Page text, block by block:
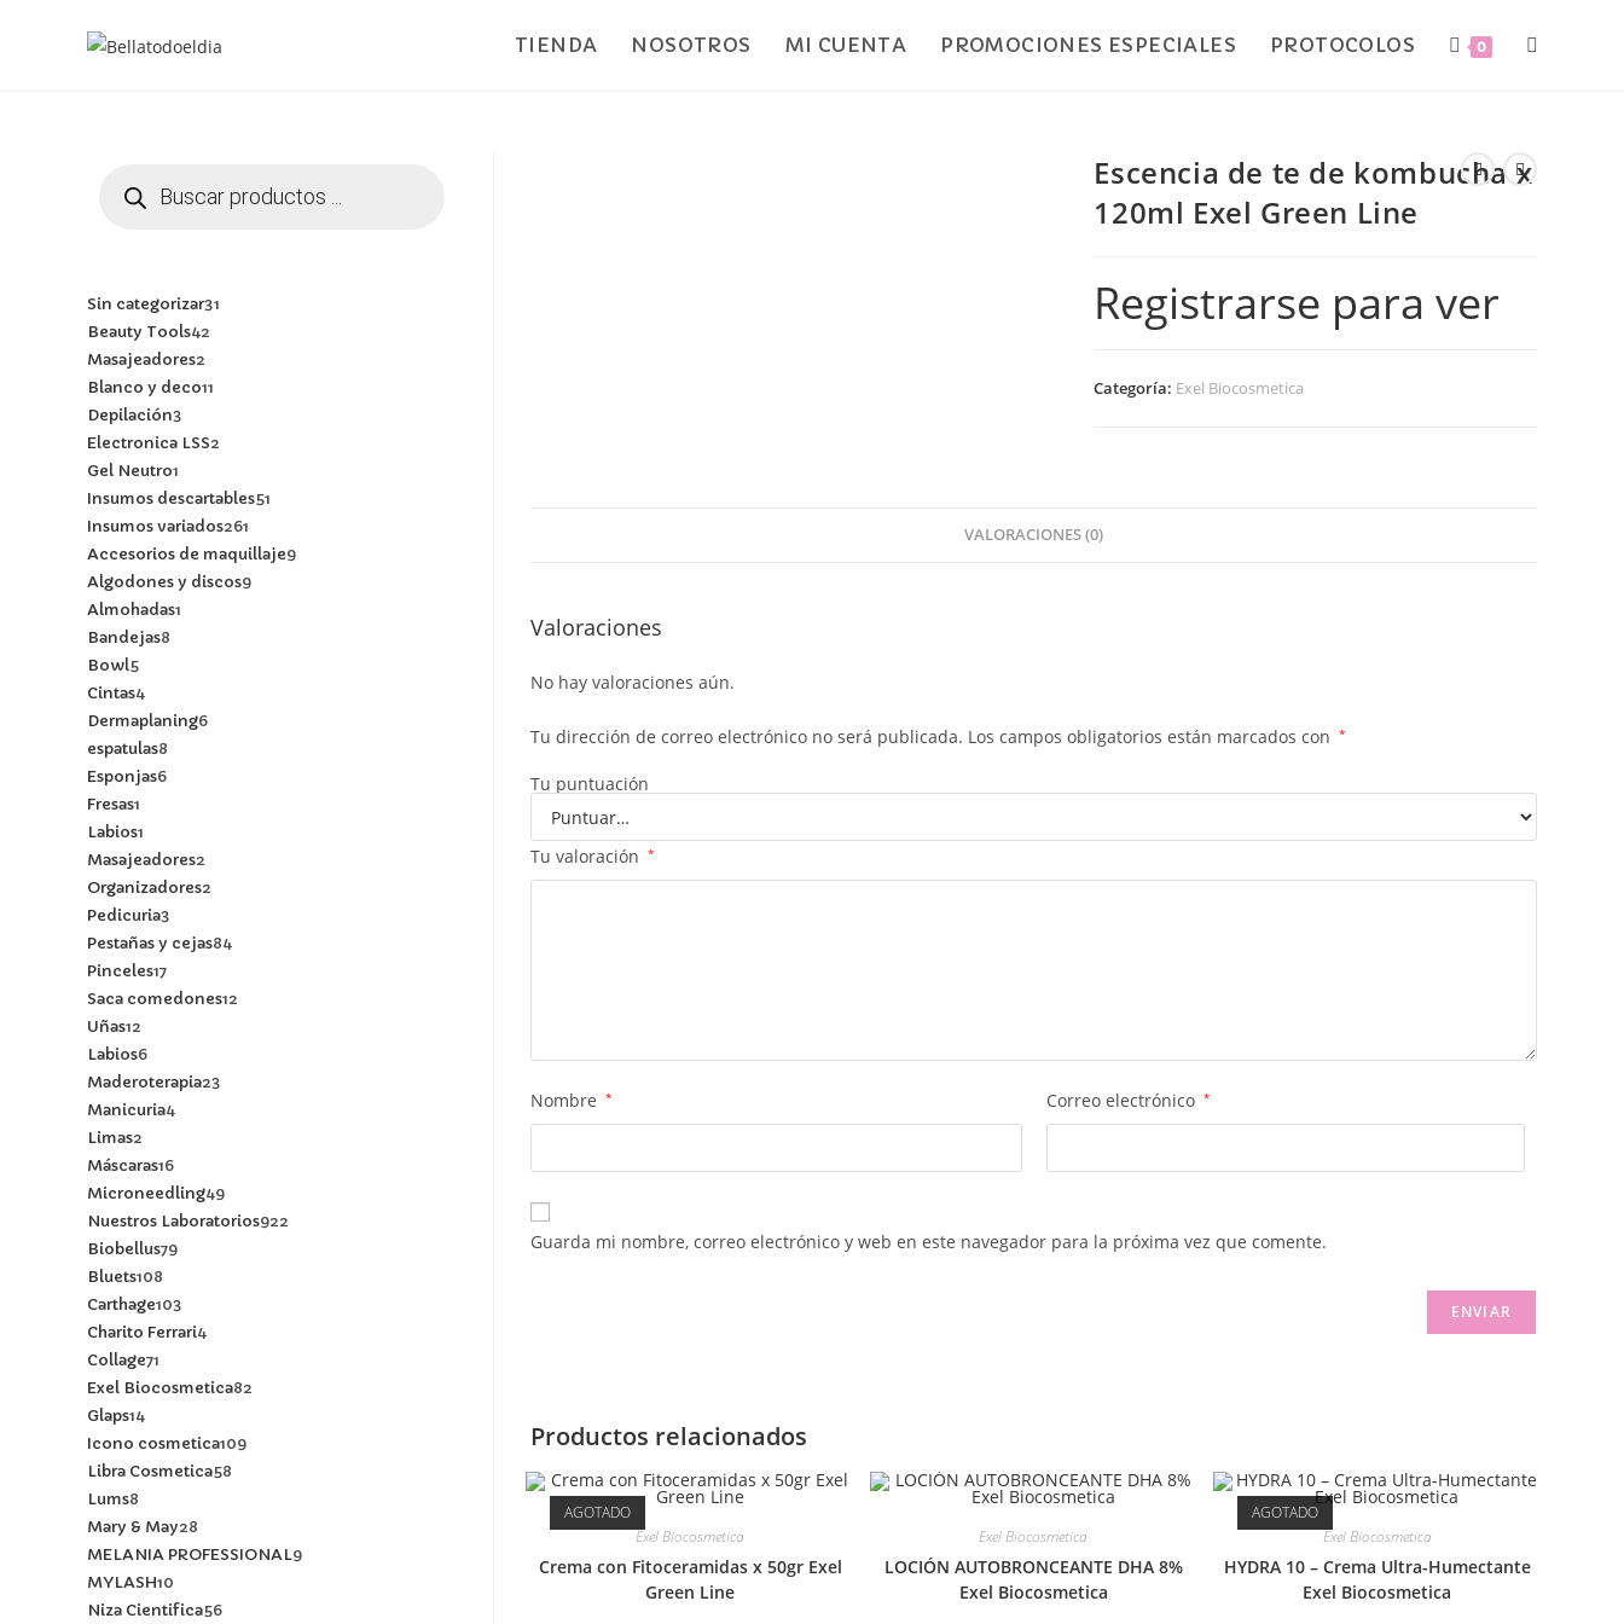
TIENDA NOSOTROS MI CUENTA PROMOCIONES ESPECIALES PROTOCOLOS 0
Escencia de te de kombucha x
120ml Exel Green Line
Registrarse para ver
Categoría: Exel Biocosmetica
VALORACIONES (0)
Valoraciones
No hay valoraciones aún.
Tu dirección de correo electrónico no será publicada. Los campos obligatorios están marcados con *
Tu puntuación
Tu valoración *
Nombre * Correo electrónico *
Guarda mi nombre, correo electrónico y web en este navegador para la próxima vez que comente.
Productos relacionados
AGOTADO
Exel Biocosmetica
Crema con Fitoceramidas x 50gr Exel
Green Line
Exel Biocosmetica
LOCIÓN AUTOBRONCEANTE DHA 8%
Exel Biocosmetica
AGOTADO
Exel Biocosmetica
HYDRA 10 – Crema Ultra-Humectante
Exel Biocosmetica
Sin categorizar31
Beauty Tools42
Masajeadores2
Blanco y deco11
Depilación3
Electronica LSS2
Gel Neutro1
Insumos descartables51
Insumos variados261
Accesorios de maquillaje9
Algodones y discos9
Almohadas1
Bandejas8
Bowl5
Cintas4
Dermaplaning6
espatulas8
Esponjas6
Fresas1
Labios1
Masajeadores2
Organizadores2
Pedicuria3
Pestañas y cejas84
Pinceles17
Saca comedones12
Uñas12
Labios6
Maderoterapia23
Manicuria4
Limas2
Máscaras16
Microneedling49
Nuestros Laboratorios922
Biobellus79
Bluets108
Carthage103
Charito Ferrari4
Collage71
Exel Biocosmetica82
Glaps14
Icono cosmetica109
Libra Cosmetica58
Lums8
Mary & May28
MELANIA PROFESSIONAL9
MYLASH10
Niza Cientifica56